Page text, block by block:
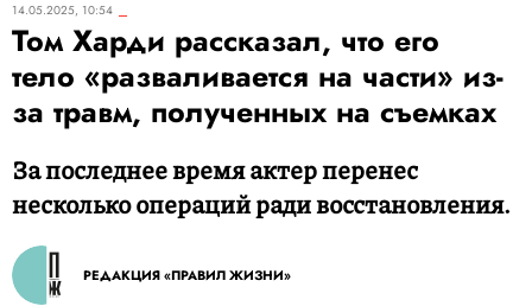
14.05.2025, 10:54
Том Харди рассказал, что его
тело «разваливается на части» из-
за травм, полученных на съемках
За последнее время актер перенес
несколько операций ради восстановления.
РЕДАКЦИЯ «ПРАВИЛ ЖИЗНИ»